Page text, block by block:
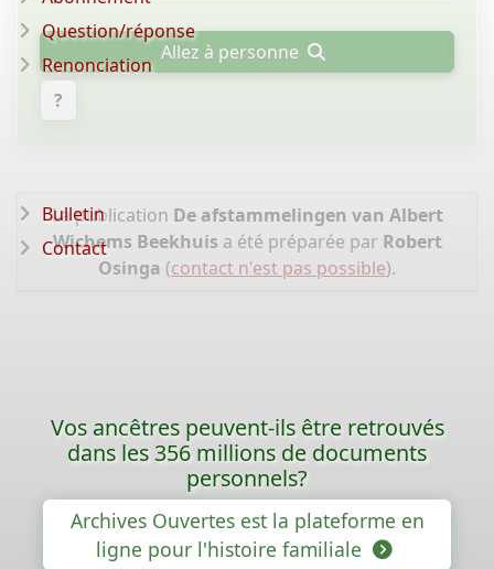
Allez à personne
?
La publication De afstammelingen van Albert
Wichems Beekhuis a été préparée par Robert
Osinga (contact n'est pas possible).
Question/réponse
Renonciation
Bulletin
Contact
Vos ancêtres peuvent-ils être retrouvés
dans les 356 millions de documents
personnels?
Archives Ouvertes est la plateforme en
ligne pour l'histoire familiale